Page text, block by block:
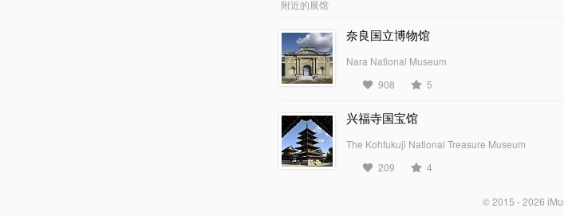
附近的展馆
奈良国立博物馆
Nara National Museum
908
5
兴福寺国宝馆
The Kohfukuji National Treasure Museum
209
4
© 2015 - 2026